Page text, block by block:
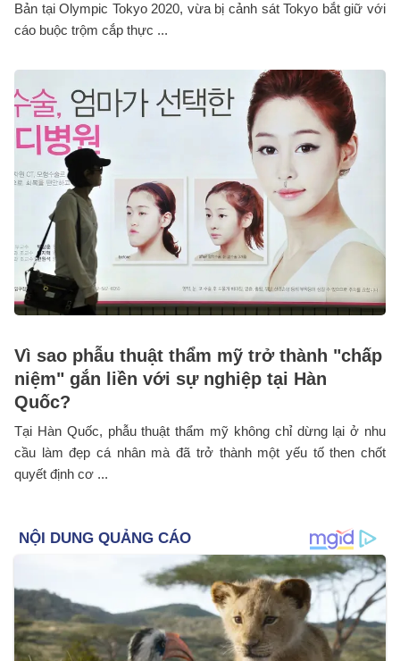
Bản tại Olympic Tokyo 2020, vừa bị cảnh sát Tokyo bắt giữ với
cáo buộc trộm cắp thực ...
Vì sao phẫu thuật thẩm mỹ trở thành "chấp
niệm" gắn liền với sự nghiệp tại Hàn
Quốc?
Tại Hàn Quốc, phẫu thuật thẩm mỹ không chỉ dừng lại ở nhu
cầu làm đẹp cá nhân mà đã trở thành một yếu tố then chốt
quyết định cơ ...